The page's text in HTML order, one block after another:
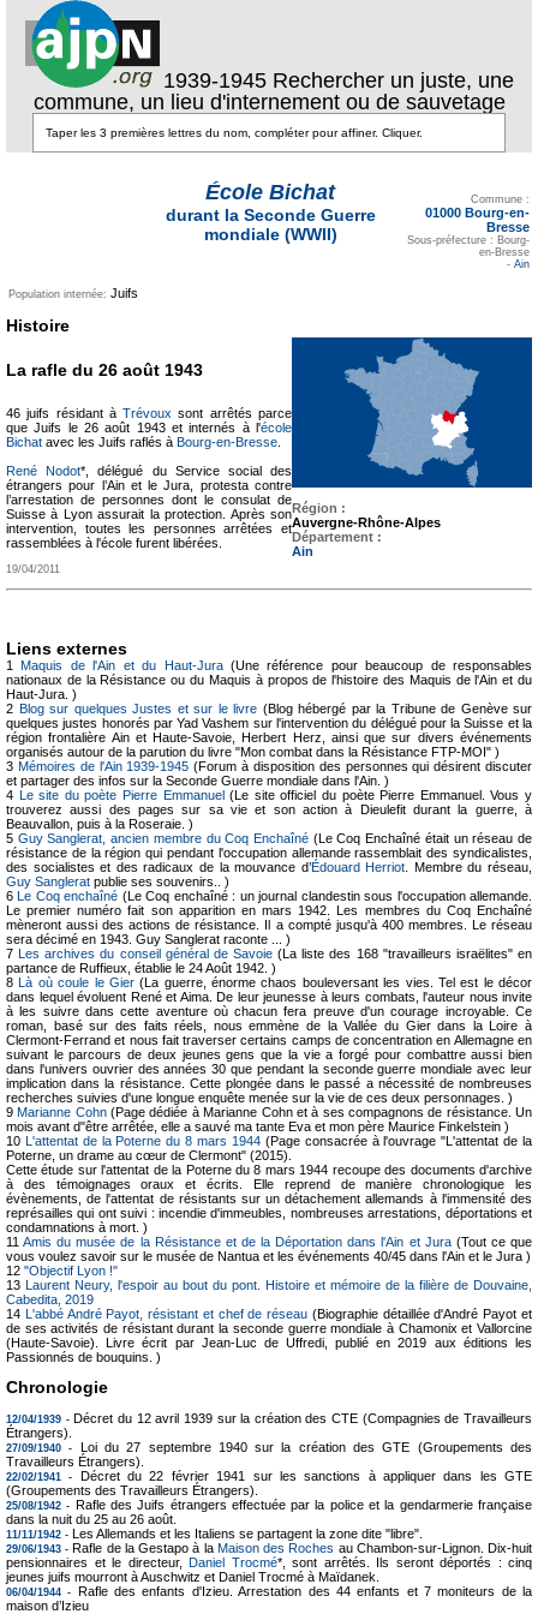
1939-1945 Rechercher un juste, une
commune, un lieu d'internement ou de sauvetage
École Bichat
durant la Seconde Guerre
mondiale (WWII)
Commune :
01000 Bourg-en-
Bresse
Sous-préfecture : Bourg-
en-Bresse
- Ain
Population internée: Juifs
Région :
Auvergne-Rhône-Alpes
Département :
Ain
Histoire
La rafle du 26 août 1943
46 juifs résidant àTrévoux sont arrêtés parce
que Juifs le 26 août 1943 et internés à l'école
Bichat avec les Juifs raflés à Bourg-en-Bresse
René Nodot*, délégué du Service social des
étrangers pour l’Ain et le Jura, protesta contre
l’arrestation de personnes dont le consulat de
Suisse à Lyon assurait la protection. Après son
intervention, toutes les personnes arrêtées et
rassemblées à l'école furent libérées.
19/04/2011
Liens externes
1 Maquis de l'Ain et du Haut-Jura(Une référence pour beaucoup de responsables
nationaux de la Résistance ou du Maquis à propos de l'histoire des Maquis de l'Ain et du
Haut-Jura. )
2 Blog sur quelques Justes et sur le livre (Blog hébergé par la Tribune de Genève sur
quelques justes honorés par Yad Vashem sur l'intervention du délégué pour la Suisse et la
région frontalière Ain et Haute-Savoie, Herbert Herz, ainsi que sur divers événements
organisés autour de la parution du livre "Mon combat dans la Résistance FTP-MOI" )
3 Mémoires de l'Ain 1939-1945 (Forum à disposition des personnes qui désirent discuter
et partager des infos sur la Seconde Guerre mondiale dans l'Ain. )
4
Le site du poète Pierre Emmanuel (Le site officiel du poète Pierre Emmanuel. Vous y
trouverez aussi des pages sur sa vie et son action à Dieulefit durant la guerre, à
Beauvallon, puis à la Roseraie. )
5 Guy Sanglerat, ancien membre du Coq Enchaîné (Le Coq Enchaîné était un réseau de
résistance de la région qui pendant l'occupation allemande rassemblait des syndicalistes,
des socialistes et des radicaux de la mouvance d’Édouard Herriot . Membre du réseau,
Guy Sanglerat publie ses souvenirs.. )
6
Le Coq enchaîné (Le Coq enchaîné : un journal clandestin sous l'occupation allemande.
Le premier numéro fait son apparition en mars 1942. Les membres du Coq Enchaîné
mèneront aussi des actions de résistance. Il a compté jusqu'à 400 membres. Le réseau
sera décimé en 1943. Guy Sanglerat raconte ... )
7
Les archives du conseil général de Savoie (La liste des 168 "travailleurs israëlites" en
partance de Ruffieux, établie le 24 Août 1942. )
8
Là où coule le Gier(La guerre, énorme chaos bouleversant les vies. Tel est le décor
dans lequel évoluent René et Aima. De leur jeunesse à leurs combats, l'auteur nous invite
à les suivre dans cette aventure où chacun fera preuve d'un courage incroyable. Ce
roman, basé sur des faits réels, nous emmène de la Vallée du Gier dans la Loire à
Clermont-Ferrand et nous fait traverser certains camps de concentration en Allemagne en
suivant le parcours de deux jeunes gens que la vie a forgé pour combattre aussi bien
dans l'univers ouvrier des années 30 que pendant la seconde guerre mondiale avec leur
implication dans la résistance. Cette plongée dans le passé a nécessité de nombreuses
recherches suivies d'une longue enquête menée sur la vie de ces deux personnages. )
9 Marianne Cohn(Page dédiée à Marianne Cohn et à ses compagnons de résistance. Un
mois avant d"être arrêtée, elle a sauvé ma tante Eva et mon père Maurice Finkelstein )
10
L'attentat de la Poterne du 8 mars 1944(Page consacrée à l'ouvrage "L'attentat de la
Poterne, un drame au cœur de Clermont" (2015).
Cette étude sur l'attentat de la Poterne du 8 mars 1944 recoupe des documents d'archive
à des témoignages oraux et écrits. Elle reprend de manière chronologique les
évènements, de l'attentat de résistants sur un détachement allemands à l'immensité des
représailles qui ont suivi : incendie d'immeubles, nombreuses arrestations, déportations et
condamnations à mort. )
11Amis du musée de la Résistance et de la Déportation dans l'Ain et Jura(Tout ce que
vous voulez savoir sur le musée de Nantua et les événements 40/45 dans l'Ain et le Jura )
12 "Objectif Lyon !"
13
Laurent Neury, l'espoir au bout du pont. Histoire et mémoire de la filière de Douvaine,
Cabedita, 2019
14
L'abbé André Payot, résistant et chef de réseau (Biographie détaillée d'André Payot et
de ses activités de résistant durant la seconde guerre mondiale à Chamonix et Vallorcine
(Haute-Savoie). Livre écrit par Jean-Luc de Uffredi, publié en 2019 aux éditions les
Passionnés de bouquins. )
Chronologie
12/04/1939 - Décret du 12 avril 1939 sur la création des CTE (Compagnies de Travailleurs
Étrangers).
27/09/1940 -
Loi du 27 septembre 1940 sur la création des GTE (Groupements des
Travailleurs Étrangers).
22/02/1941 -
Décret du 22 février 1941 sur les sanctions à appliquer dans les GTE
(Groupements des Travailleurs Étrangers).
25/08/1942 -
Rafle des Juifs étrangers effectuée par la police et la gendarmerie française
dans la nuit du 25 au 26 août.
11/11/1942 - Les Allemands et les Italiens se partagent la zone dite "libre".
29/06/1943 - Rafle de la Gestapo à la Maison des Roches au Chambon-sur-Lignon. Dix-huit
pensionnaires et le directeur,
Daniel Trocmé*, sont arrêtés. Ils seront déportés : cinq
jeunes juifs mourront à Auschwitz et Daniel Trocmé à Maïdanek.
06/04/1944 -
Rafle des enfants d'Izieu. Arrestation des 44 enfants et 7 moniteurs de la
maison d’Izieu